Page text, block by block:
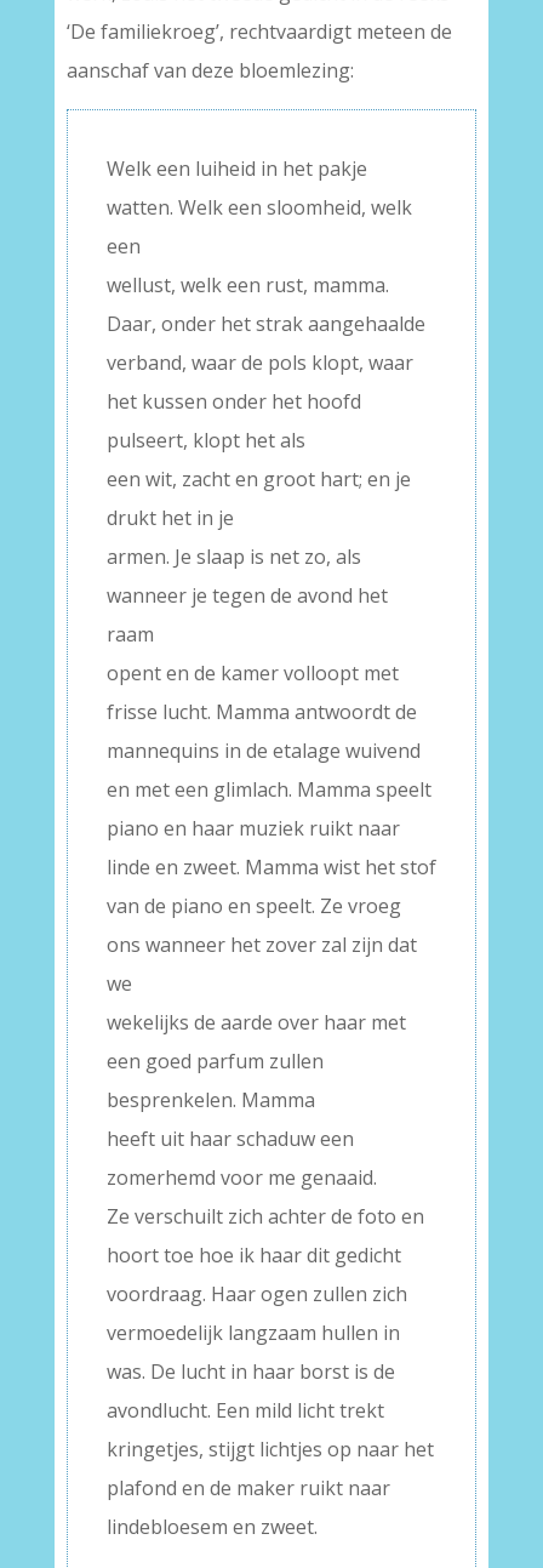
‘De familiekroeg’, rechtvaardigt meteen de
aanschaf van deze bloemlezing:
Welk een luiheid in het pakje
watten. Welk een sloomheid, welk
een
wellust, welk een rust, mamma.
Daar, onder het strak aangehaalde
verband, waar de pols klopt, waar
het kussen onder het hoofd
pulseert, klopt het als
een wit, zacht en groot hart; en je
drukt het in je
armen. Je slaap is net zo, als
wanneer je tegen de avond het
raam
opent en de kamer volloopt met
frisse lucht. Mamma antwoordt de
mannequins in de etalage wuivend
en met een glimlach. Mamma speelt
piano en haar muziek ruikt naar
linde en zweet. Mamma wist het stof
van de piano en speelt. Ze vroeg
ons wanneer het zover zal zijn dat
we
wekelijks de aarde over haar met
een goed parfum zullen
besprenkelen. Mamma
heeft uit haar schaduw een
zomerhemd voor me genaaid.
Ze verschuilt zich achter de foto en
hoort toe hoe ik haar dit gedicht
voordraag. Haar ogen zullen zich
vermoedelijk langzaam hullen in
was. De lucht in haar borst is de
avondlucht. Een mild licht trekt
kringetjes, stijgt lichtjes op naar het
plafond en de maker ruikt naar
lindebloesem en zweet.